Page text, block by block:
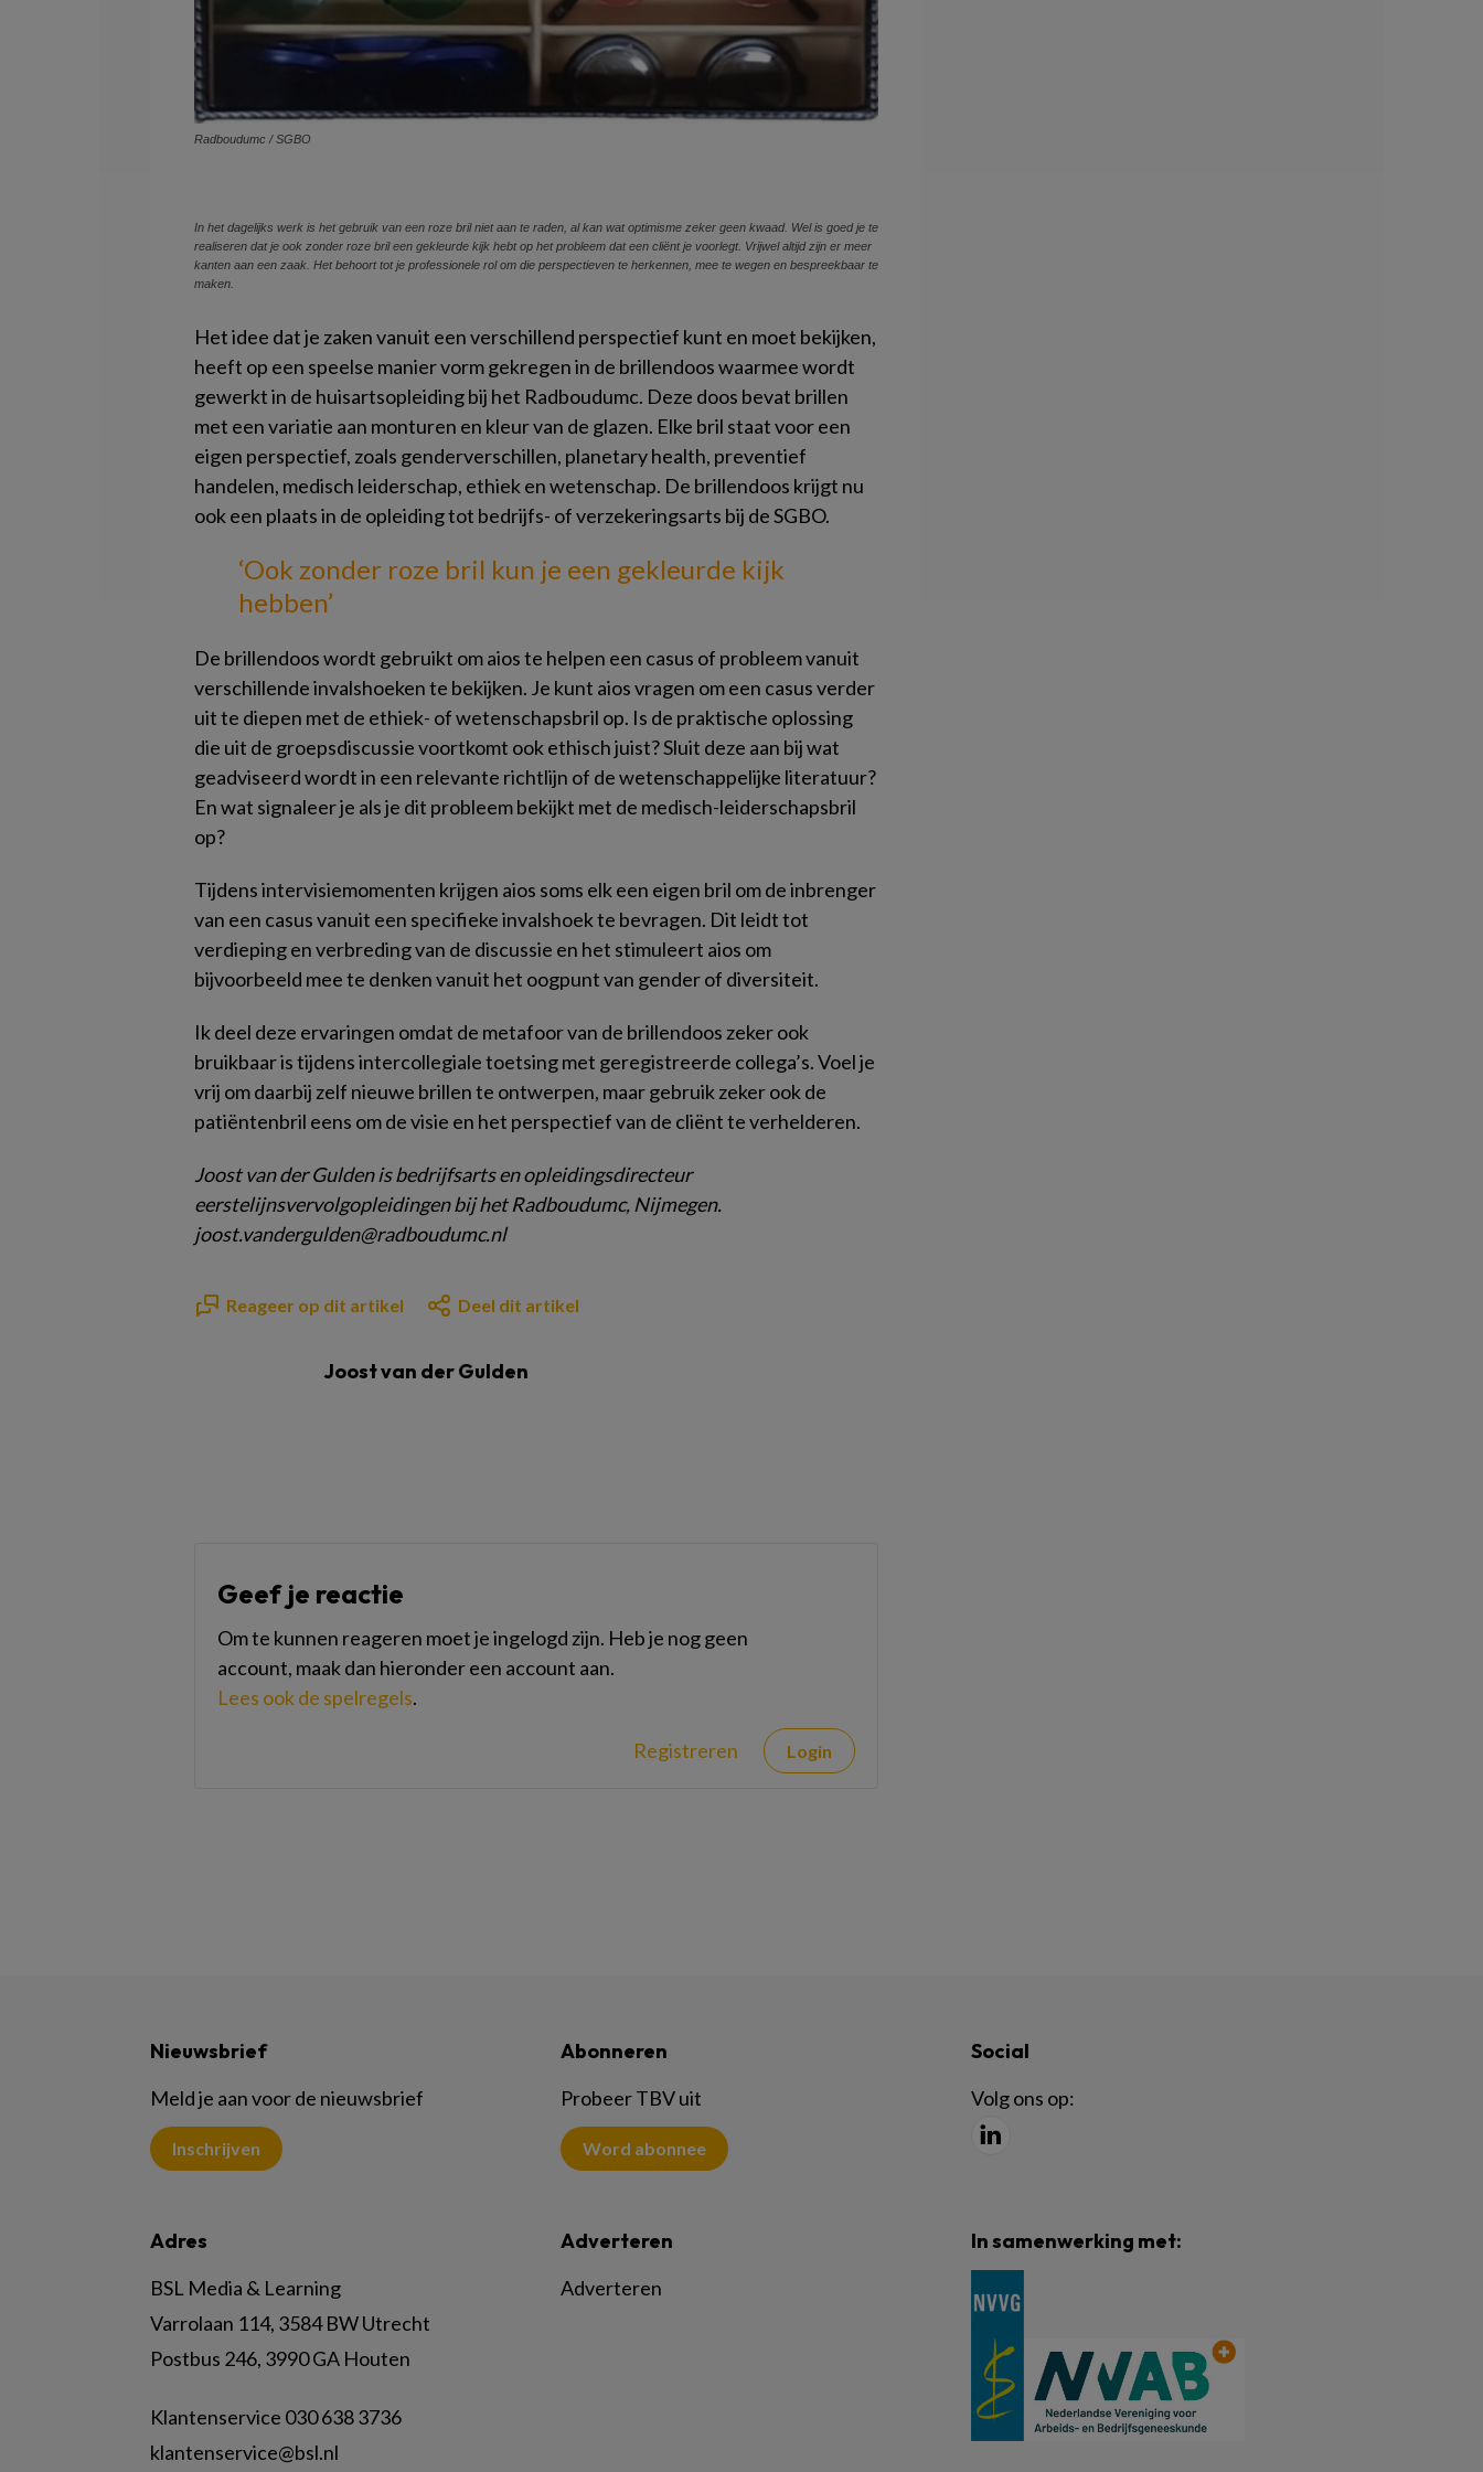
Radboudumc / SGBO
In het dagelijks werk is het gebruik van een roze bril niet aan te raden, al kan wat optimisme zeker geen kwaad. Wel is goed je te
realiseren dat je ook zonder roze bril een gekleurde kijk hebt op het probleem dat een cliënt je voorlegt. Vrijwel altijd zijn er meer
kanten aan een zaak. Het behoort tot je professionele rol om die perspectieven te herkennen, mee te wegen en bespreekbaar te
maken.
Het idee dat je zaken vanuit een verschillend perspectief kunt en moet bekijken,
heeft op een speelse manier vorm gekregen in de brillendoos waarmee wordt
gewerkt in de huisartsopleiding bij het Radboudumc. Deze doos bevat brillen
met een variatie aan monturen en kleur van de glazen. Elke bril staat voor een
eigen perspectief, zoals genderverschillen, planetary health, preventief
handelen, medisch leiderschap, ethiek en wetenschap. De brillendoos krijgt nu
ook een plaats in de opleiding tot bedrijfs- of verzekeringsarts bij de SGBO.
‘Ook zonder roze bril kun je een gekleurde kijk
hebben’
De brillendoos wordt gebruikt om aios te helpen een casus of probleem vanuit
verschillende invalshoeken te bekijken. Je kunt aios vragen om een casus verder
uit te diepen met de ethiek- of wetenschapsbril op. Is de praktische oplossing
die uit de groepsdiscussie voortkomt ook ethisch juist? Sluit deze aan bij wat
geadviseerd wordt in een relevante richtlijn of de wetenschappelijke literatuur?
En wat signaleer je als je dit probleem bekijkt met de medisch-leiderschapsbril
op?
Tijdens intervisiemomenten krijgen aios soms elk een eigen bril om de inbrenger
van een casus vanuit een specifieke invalshoek te bevragen. Dit leidt tot
verdieping en verbreding van de discussie en het stimuleert aios om
bijvoorbeeld mee te denken vanuit het oogpunt van gender of diversiteit.
Ik deel deze ervaringen omdat de metafoor van de brillendoos zeker ook
bruikbaar is tijdens intercollegiale toetsing met geregistreerde collega’s. Voel je
vrij om daarbij zelf nieuwe brillen te ontwerpen, maar gebruik zeker ook de
patiëntenbril eens om de visie en het perspectief van de cliënt te verhelderen.
Joost van der Guldenis bedrijfsarts enopleidingsdirecteur
eerstelijnsvervolgopleidingenbij hetRadboudumc, Nijmegen.
joost.vandergulden@radboudumc.nl
Reageer op dit artikel Deel dit artikel
Joost van der Gulden
Geef je reactie
Om te kunnen reageren moet je ingelogd zijn. Heb je nog geen
account, maak dan hieronder een account aan.
Lees ook de spelregels.
Registreren Login
Nieuwsbrief
Meld je aan voor de nieuwsbrief
Inschrijven
Abonneren
Probeer TBV uit
Word abonnee
Social
Volg ons op:
Adres
BSL Media & Learning
Varrolaan 114, 3584 BW Utrecht
Postbus 246, 3990 GA Houten
Klantenservice 030 638 3736
klantenservice@bsl.nl
Adverteren
Adverteren
In samenwerking met: